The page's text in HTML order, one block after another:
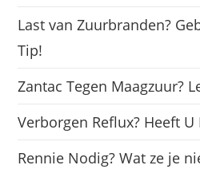
Last van Zuurbranden?
Tip!
Zantac Tegen Maagzuur?
Verborgen Reflux? Heeft U
Rennie Nodig? Wat ze je